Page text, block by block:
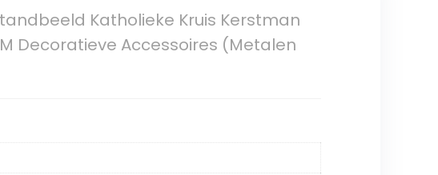
Katholieke Kruis Kerstman
Decoratieve Accessoires (Metalen